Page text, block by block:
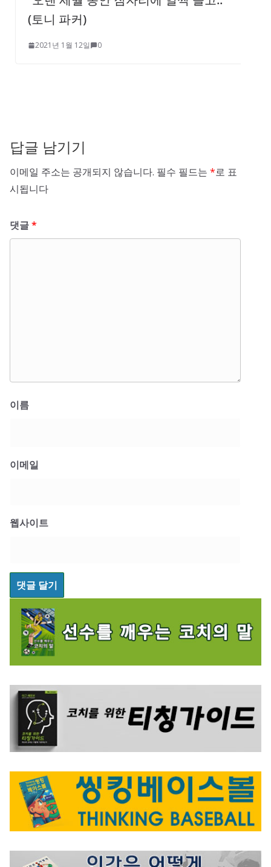
(토니 파커)
2021년 1월 12일 0
답글 남기기
이메일 주소는 공개되지 않습니다. 필수 필드는 *로 표
시됩니다
댓글*
이름
이메일
웹사이트